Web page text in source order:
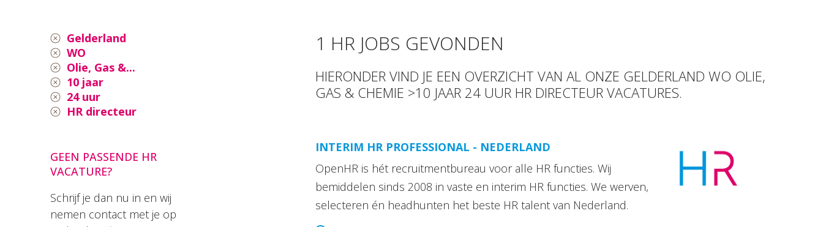
Gelderland
WO
Olie, Gas &...
10 jaar
24 uur
HR directeur
GEEN PASSENDE HR
VACATURE?
Schrijf je dan nu in en wij
nemen contact met je op
1 HR JOBS GEVONDEN
HIERONDER VIND JE EEN OVERZICHT VAN AL ONZE GELDERLAND WO OLIE,
GAS & CHEMIE >10 JAAR 24 UUR HR DIRECTEUR VACATURES.
INTERIM HR PROFESSIONAL - NEDERLAND
OpenHR is hét recruitmentbureau voor alle HR functies. Wij
bemiddelen sinds 2008 in vaste en interim HR functies. We werven,
selecteren én headhunten het beste HR talent van Nederland.